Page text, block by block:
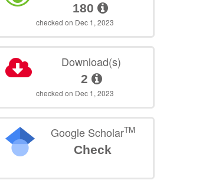
180
checked on Dec 1, 2023
Download(s)
2
checked on Dec 1, 2023
Google ScholarTM
Check